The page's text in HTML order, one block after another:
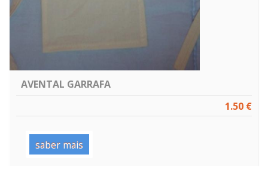
AVENTAL GARRAFA
1.50 €
saber mais